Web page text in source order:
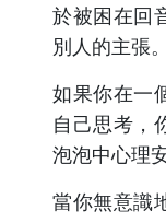
於被困在回
別人的主張。
如果你在一
自己思考，
泡泡中心理
當你無意識